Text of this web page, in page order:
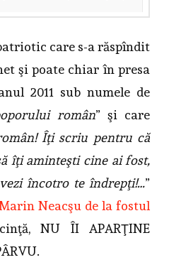
care s-a răspîndit
şi poate chiar în presa
2011 sub numele de
român” şi care
Îţi scriu pentru că
îţi aminteşti cine ai fost,
încotro te îndrepţi!…”
Neacşu de la fostul
NU ÎI APARŢINE